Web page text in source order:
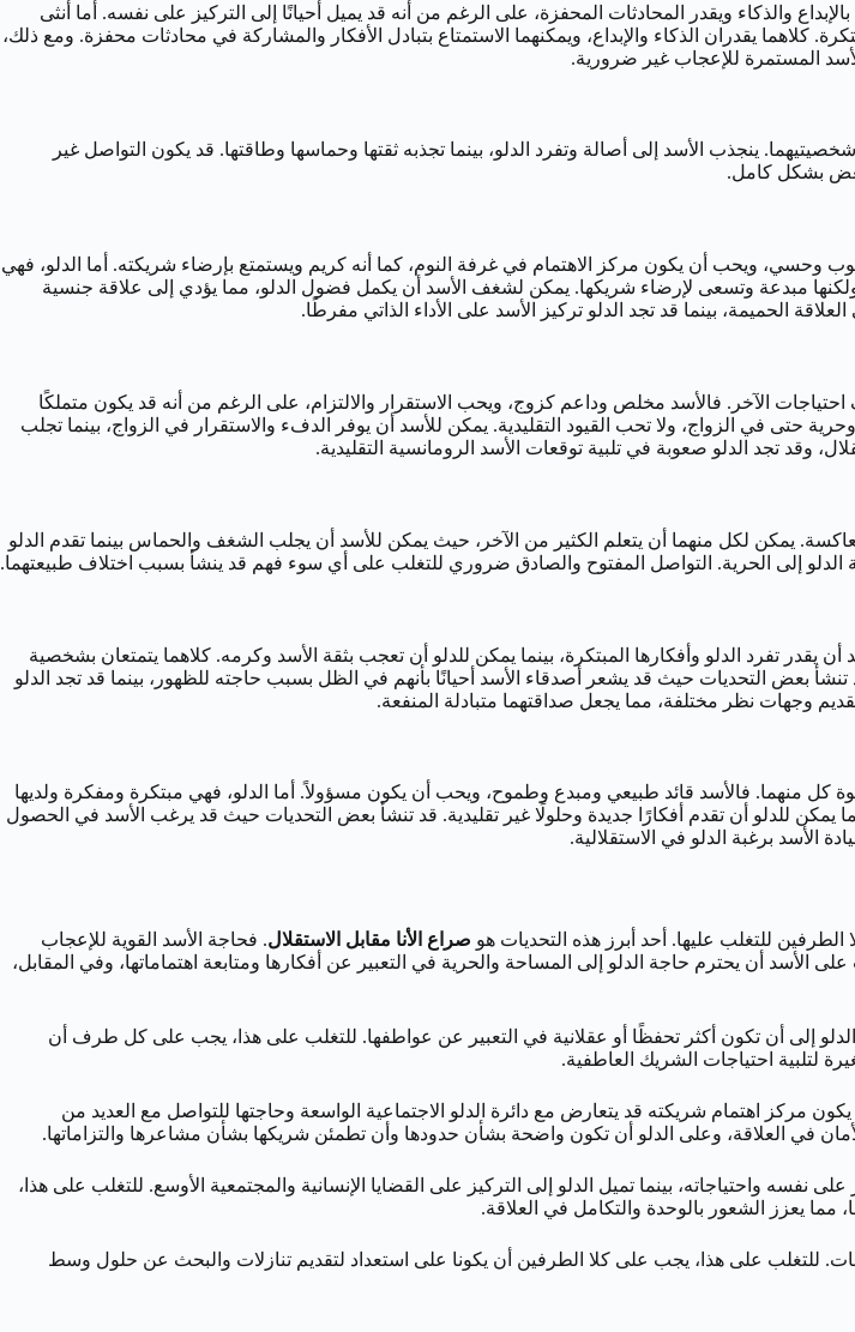
والذكاء ويقدر المحادثات المحفزة، على الرغم من أنه قد يميل أحيانًا إلى التركيز على نفسه. أما أنثى
كلاهما يقدران الذكاء والإبداع، ويمكنهما الاستمتاع بتبادل الأفكار والمشاركة في محادثات محفزة. ومع ذلك،
المستمرة للإعجاب غير ضرورية.
ينجذب الأسد إلى أصالة وتفرد الدلو، بينما تجذبه ثقتها وحماسها وطاقتها. قد يكون التواصل غير
بشكل كامل.
وحسي، ويحب أن يكون مركز الاهتمام في غرفة النوم، كما أنه كريم ويستمتع بإرضاء شريكته. أما الدلو، فهي
مبدعة وتسعى لإرضاء شريكها. يمكن لشغف الأسد أن يكمل فضول الدلو، مما يؤدي إلى علاقة جنسية
الحميمة، بينما قد تجد الدلو تركيز الأسد على الأداء الذاتي مفرطًا.
الآخر. فالأسد مخلص وداعم كزوج، ويحب الاستقرار والالتزام، على الرغم من أنه قد يكون متملكًا
حتى في الزواج، ولا تحب القيود التقليدية. يمكن للأسد أن يوفر الدفء والاستقرار في الزواج، بينما تجلب
وقد تجد الدلو صعوبة في تلبية توقعات الأسد الرومانسية التقليدية.
يمكن لكل منهما أن يتعلم الكثير من الآخر، حيث يمكن للأسد أن يجلب الشغف والحماس بينما تقدم الدلو
الدلو إلى الحرية. التواصل المفتوح والصادق ضروري للتغلب على أي سوء فهم قد ينشأ بسبب اختلاف طبيعتهما.
يقدر تفرد الدلو وأفكارها المبتكرة، بينما يمكن للدلو أن تعجب بثقة الأسد وكرمه. كلاهما يتمتعان بشخصية
بعض التحديات حيث قد يشعر أصدقاء الأسد أحيانًا بأنهم في الظل بسبب حاجته للظهور، بينما قد تجد الدلو
وجهات نظر مختلفة، مما يجعل صداقتهما متبادلة المنفعة.
كل منهما. فالأسد قائد طبيعي ومبدع وطموح، ويحب أن يكون مسؤولاً. أما الدلو، فهي مبتكرة ومفكرة ولديها
يمكن للدلو أن تقدم أفكارًا جديدة وحلولًا غير تقليدية. قد تنشأ بعض التحديات حيث قد يرغب الأسد في الحصول
الأسد برغبة الدلو في الاستقلالية.
للتغلب عليها. أحد أبرز هذه التحديات هو صراع الأنا مقابل الاستقلال. فحاجة الأسد القوية للإعجاب
الأسد أن يحترم حاجة الدلو إلى المساحة والحرية في التعبير عن أفكارها ومتابعة اهتماماتها، وفي المقابل،
إلى أن تكون أكثر تحفظًا أو عقلانية في التعبير عن عواطفها. للتغلب على هذا، يجب على كل طرف أن
لتلبية احتياجات الشريك العاطفية.
مركز اهتمام شريكته قد يتعارض مع دائرة الدلو الاجتماعية الواسعة وحاجتها للتواصل مع العديد من
في العلاقة، وعلى الدلو أن تكون واضحة بشأن حدودها وأن تطمئن شريكها بشأن مشاعرها والتزاماتها.
نفسه واحتياجاته، بينما تميل الدلو إلى التركيز على القضايا الإنسانية والمجتمعية الأوسع. للتغلب على هذا،
يعزز الشعور بالوحدة والتكامل في العلاقة.
للتغلب على هذا، يجب على كلا الطرفين أن يكونا على استعداد لتقديم تنازلات والبحث عن حلول وسط